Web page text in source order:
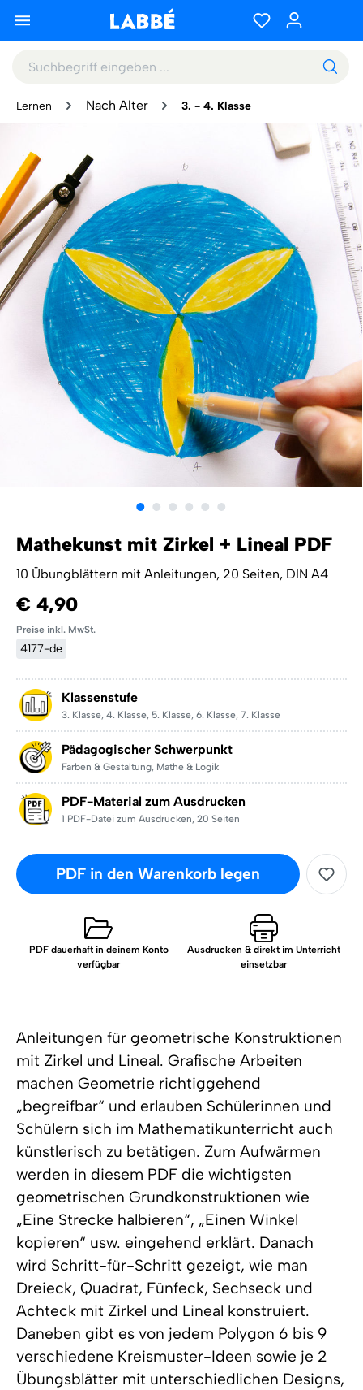
Lernen Nach Alter 3. - 4. Klasse
Anleitungen für geometrische Konstruktionen
mit Zirkel und Lineal. Grafische Arbeiten
machen Geometrie richtiggehend
„begreifbar“ und erlauben Schülerinnen und
Schülern sich im Mathematikunterricht auch
künstlerisch zu betätigen. Zum Aufwärmen
werden in diesem PDF die wichtigsten
geometrischen Grundkonstruktionen wie
„Eine Strecke halbieren“, „Einen Winkel
kopieren“ usw. eingehend erklärt. Danach
wird Schritt-für-Schritt gezeigt, wie man
Dreieck, Quadrat, Fünfeck, Sechseck und
Achteck mit Zirkel und Lineal konstruiert.
Daneben gibt es von jedem Polygon 6 bis 9
verschiedene Kreismuster-Ideen sowie je 2
Übungsblätter mit unterschiedlichen Designs,
Mathekunst mit Zirkel + Lineal PDF
10 Übungblättern mit Anleitungen, 20 Seiten, DIN A4
€ 4,90
Preise inkl. MwSt.
4177-de
Klassenstufe
3. Klasse, 4. Klasse, 5. Klasse, 6. Klasse, 7. Klasse
Pädagogischer Schwerpunkt
Farben & Gestaltung, Mathe & Logik
PDF-Material zum Ausdrucken
1 PDF-Datei zum Ausdrucken, 20 Seiten
PDF in den Warenkorb legen
PDF dauerhaft in deinem Konto
verfügbar
Ausdrucken & direkt im Unterricht
einsetzbar